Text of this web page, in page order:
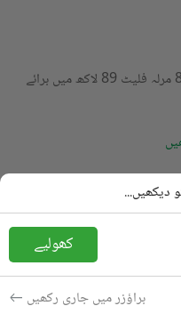
چکلالہ سکیم راولپنڈی میں 3 کمروں کا 8 مرلہ فلیٹ 89 لاکھ میں برائے
PKR
کھولیے
براؤزر میں جاری رکھیں